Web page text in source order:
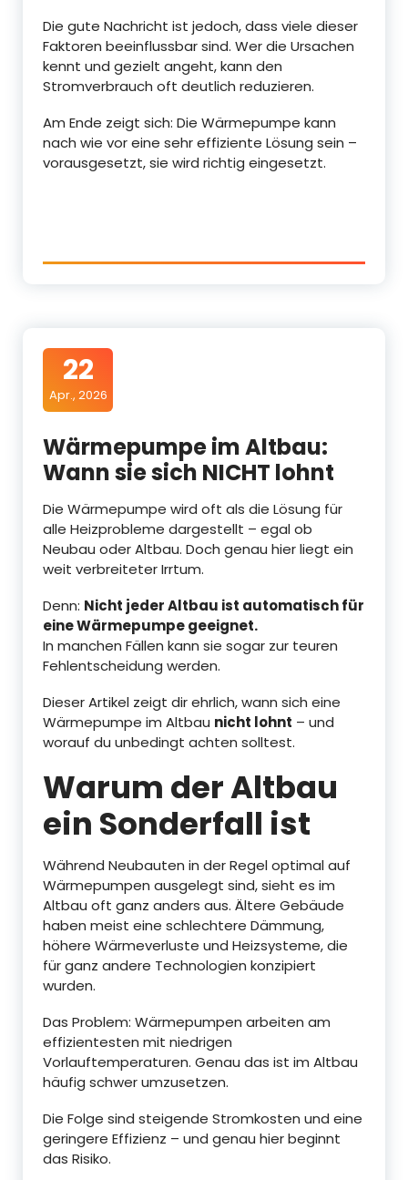
Die gute Nachricht ist jedoch, dass viele dieser
Faktoren beeinflussbar sind. Wer die Ursachen
kennt und gezielt angeht, kann den
Stromverbrauch oft deutlich reduzieren.
Am Ende zeigt sich: Die Wärmepumpe kann
nach wie vor eine sehr effiziente Lösung sein –
vorausgesetzt, sie wird richtig eingesetzt.
22
Apr., 2026
Wärmepumpe im Altbau:
Wann sie sich NICHT lohnt
Die Wärmepumpe wird oft als die Lösung für
alle Heizprobleme dargestellt – egal ob
Neubau oder Altbau. Doch genau hier liegt ein
weit verbreiteter Irrtum.
Denn: Nicht jeder Altbau ist automatisch für
eine Wärmepumpe geeignet.
In manchen Fällen kann sie sogar zur teuren
Fehlentscheidung werden.
Dieser Artikel zeigt dir ehrlich, wann sich eine
Wärmepumpe im Altbau nicht lohnt – und
worauf du unbedingt achten solltest.
Warum der Altbau
ein Sonderfall ist
Während Neubauten in der Regel optimal auf
Wärmepumpen ausgelegt sind, sieht es im
Altbau oft ganz anders aus. Ältere Gebäude
haben meist eine schlechtere Dämmung,
höhere Wärmeverluste und Heizsysteme, die
für ganz andere Technologien konzipiert
wurden.
Das Problem: Wärmepumpen arbeiten am
effizientesten mit niedrigen
Vorlauftemperaturen. Genau das ist im Altbau
häufig schwer umzusetzen.
Die Folge sind steigende Stromkosten und eine
geringere Effizienz – und genau hier beginnt
das Risiko.